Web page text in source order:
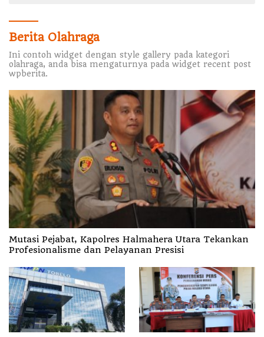
Berita Olahraga
Ini contoh widget dengan style gallery pada kategori
olahraga, anda bisa mengaturnya pada widget recent post
wpberita.
Mutasi Pejabat, Kapolres Halmahera Utara Tekankan
Profesionalisme dan Pelayanan Presisi